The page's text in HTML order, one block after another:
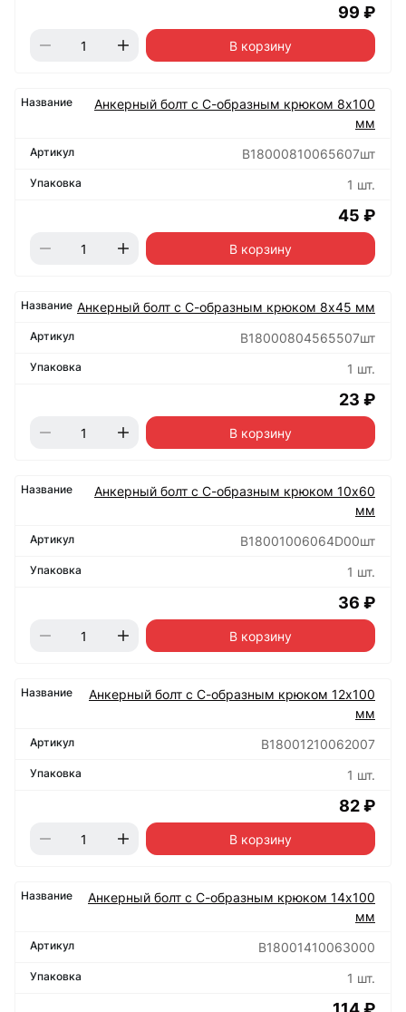
99 ₽
В корзину
Анкерный болт с С-образным крюком 8х100
мм
B18000810065607шт
1 шт.
45 ₽
В корзину
Анкерный болт с С-образным крюком 8х45 мм
B18000804565507шт
1 шт.
23 ₽
В корзину
Анкерный болт с С-образным крюком 10х60
мм
B18001006064D00шт
1 шт.
36 ₽
В корзину
Анкерный болт с С-образным крюком 12х100
мм
B18001210062007
1 шт.
82 ₽
В корзину
Анкерный болт с С-образным крюком 14х100
мм
B18001410063000
1 шт.